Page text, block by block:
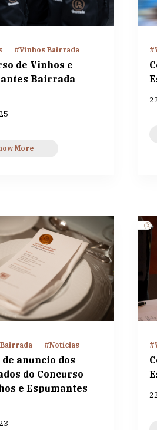
#Vinhos Bairrada
de Vinhos e
Bairrada
More
#Notícias
anuncio dos
do Concurso
e Espumantes